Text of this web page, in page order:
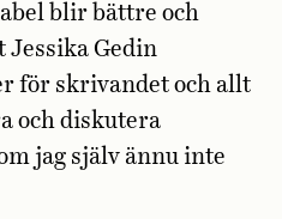
blir bättre och
Gedin
för skrivandet och allt
och diskutera
jag själv ännu inte